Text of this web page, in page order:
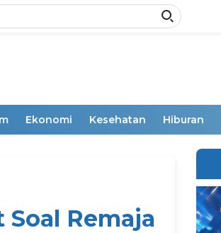
Ekonomi Kesehatan Hiburan
Remaja